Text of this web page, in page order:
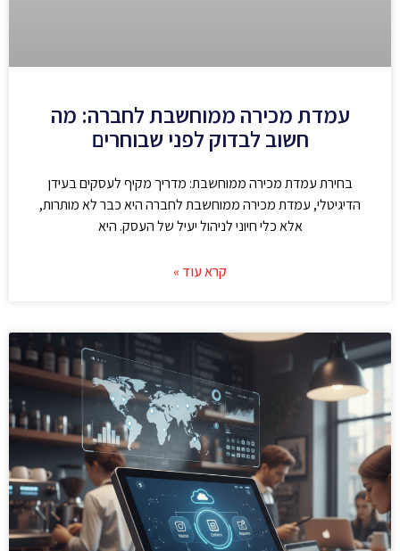
עמדת מכירה ממוחשבת לחברה: מה
חשוב לבדוק לפני שבוחרים
בחירת עמדת מכירה ממוחשבת: מדריך מקיף לעסקים בעידן
הדיגיטלי, עמדת מכירה ממוחשבת לחברה היא כבר לא מותרות,
אלא כלי חיוני לניהול יעיל של העסק. היא
קרא עוד »